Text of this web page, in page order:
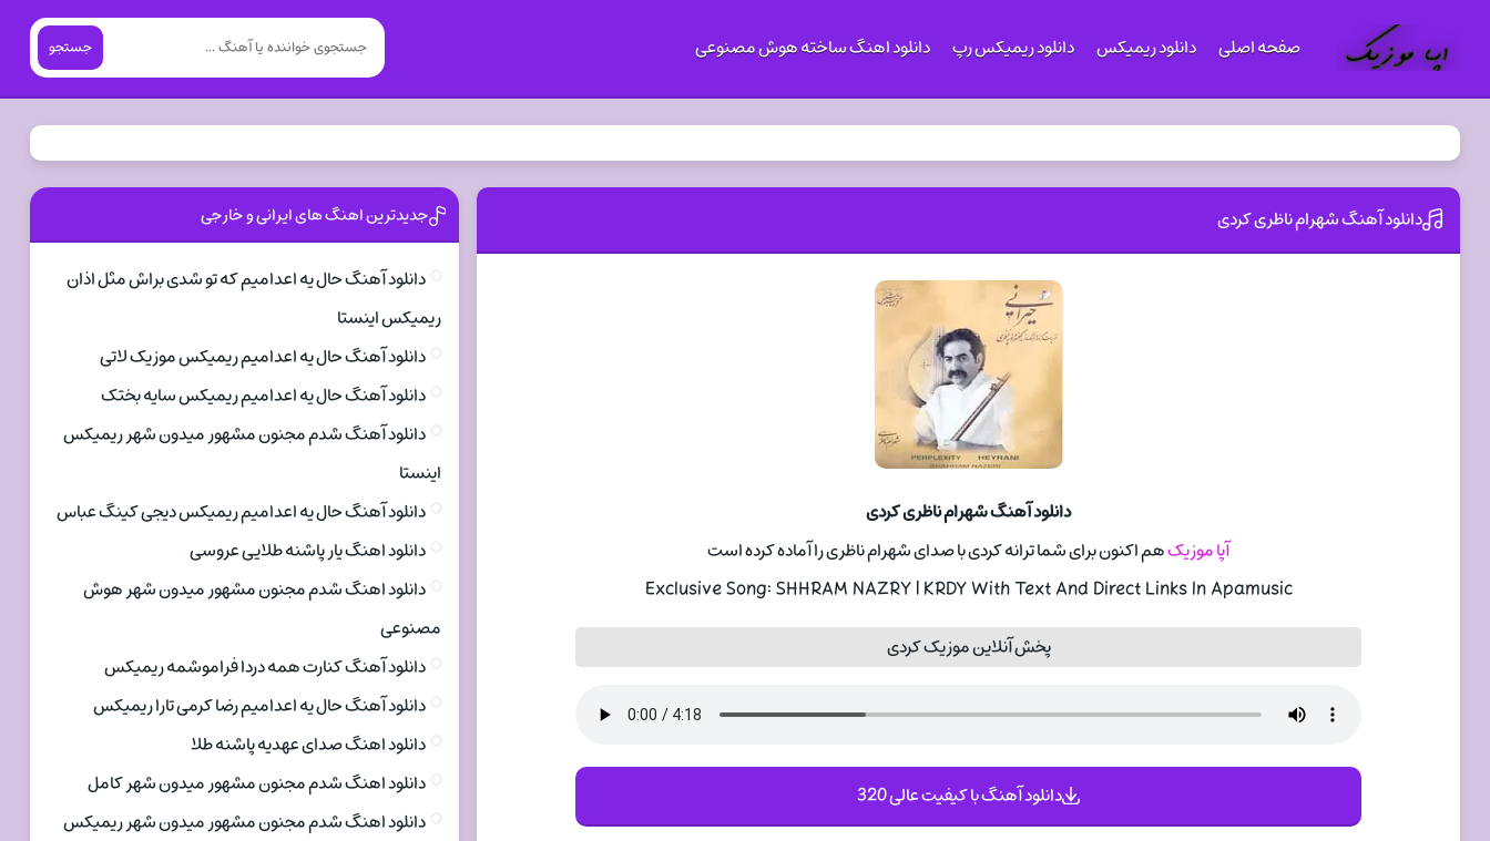
صفحه اصلی دانلود ریمیکس دانلود ریمیکس رپ دانلود اهنگ ساخته هوش مصنوعی جستجو
دانلود آهنگ شهرام ناظری کردی
دانلود آهنگ شهرام ناظری کردی
آپا موزیکهم اکنون برای شما ترانه کردی با صدای شهرام ناظری را آماده کرده است
Exclusive Song: SHHRAM NAZRY | KRDY With Text And Direct Links In Apamusic
پخش آنلاین موزیک کردی
دانلود آهنگ با کیفیت عالی 320
جدیدترین اهنگ های ایرانی و خارجی
دانلود آهنگ حال یه اعدامیم که تو شدی براش مثل اذان
ریمیکس اینستا
دانلود آهنگ حال یه اعدامیم ریمیکس موزیک لاتی
دانلود آهنگ حال یه اعدامیم ریمیکس سایه بختک
دانلود آهنگ شدم مجنون مشهور میدون شهر ریمیکس
اینستا
دانلود آهنگ حال یه اعدامیم ریمیکس دیجی کینگ عباس
دانلود اهنگ یار پاشنه طلایی عروسی
دانلود اهنگ شدم مجنون مشهور میدون شهر هوش
مصنوعی
دانلود آهنگ کنارت همه دردا فراموشمه ریمیکس
دانلود آهنگ حال یه اعدامیم رضا کرمی تارا ریمیکس
دانلود اهنگ صدای عهدیه پاشنه طلا
دانلود اهنگ شدم مجنون مشهور میدون شهر کامل
دانلود اهنگ شدم مجنون مشهور میدون شهر ریمیکس